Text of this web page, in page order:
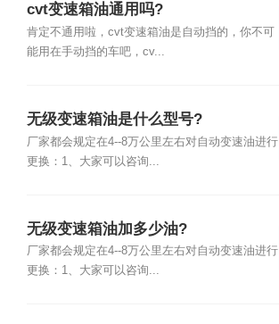
cvt变速箱油通用吗?
肯定不通用啦，cvt变速箱油是自动挡的，你不可
能用在手动挡的车吧，cv...
无级变速箱油是什么型号?
厂家都会规定在4--8万公里左右对自动变速油进行
更换：1、大家可以咨询...
无级变速箱油加多少油?
厂家都会规定在4--8万公里左右对自动变速油进行
更换：1、大家可以咨询...